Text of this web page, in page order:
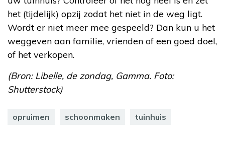
het (tijdelijk) opzij zodat het niet in de weg ligt.
Wordt er niet meer mee gespeeld? Dan kun u het
weggeven aan familie, vrienden of een goed doel,
of het verkopen.
(Bron: Libelle, de zondag, Gamma. Foto:
Shutterstock)
opruimen schoonmaken tuinhuis